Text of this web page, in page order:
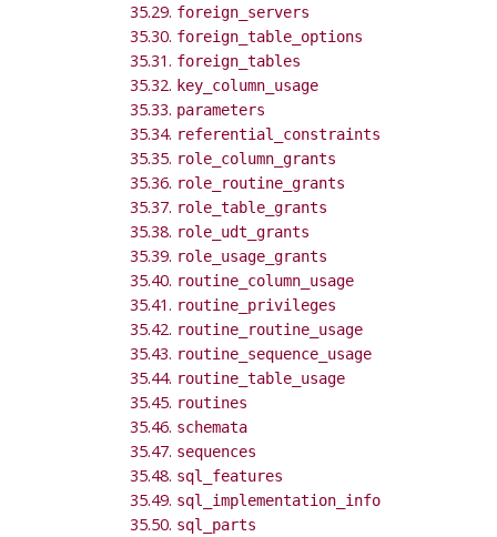
35.29. foreign_servers
35.30. foreign_table_options
35.31. foreign_tables
35.32. key_column_usage
35.33. parameters
35.34. referential_constraints
35.35. role_column_grants
35.36. role_routine_grants
35.37. role_table_grants
35.38. role_udt_grants
35.39. role_usage_grants
35.40. routine_column_usage
35.41. routine_privileges
35.42. routine_routine_usage
35.43. routine_sequence_usage
35.44. routine_table_usage
35.45. routines
35.46. schemata
35.47. sequences
35.48. sql_features
35.49. sql_implementation_info
35.50. sql_parts